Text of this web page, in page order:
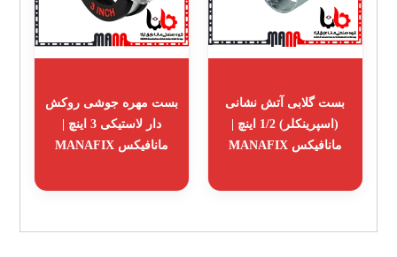
بست گلابی آتش نشانی
(اسپرینکلر) 1/2 اینچ |
مانافیکس MANAFIX
بست مهره جوشی روکش
دار لاستیکی 3 اینچ |
مانافیکس MANAFIX